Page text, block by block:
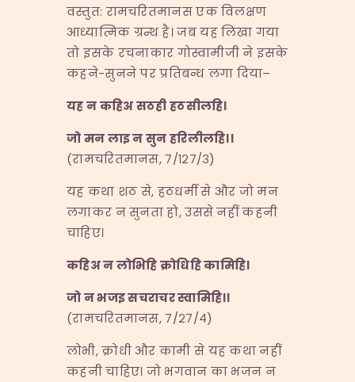
वस्तुत: रामचरितमानस एक विलक्षण
आध्यात्मिक ग्रन्थ है। जब यह लिखा गया
तो इसके रचनाकार गोस्वामीजी ने इसके
कहने-सुनने पर प्रतिबन्ध लगा दिया–
यह न कहिअ सठही हठसीलहि।
जो मन लाइ न सुन हरिलीलहि।।
(रामचरितमानस, ७/१२७/३)
यह कथा शठ से, हठधर्मी से और जो मन
लगाकर न सुनता हो, उससे नहीं कहनी
चाहिए।
कहिअ न लोभिहि क्रोधिहि कामिहि।
जो न भजइ सचराचर स्वामिहि।।
(रामचरितमानस, ७/२७/४)
लोभी, क्रोधी और कामी से यह कथा नहीं
कहनी चाहिए। जो भगवान का भजन न